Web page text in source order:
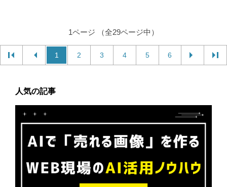
1ページ （全29ページ中）
1 2 3 4 5 6
人気の記事